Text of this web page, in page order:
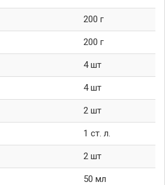
200 г
200 г
4 шт
4 шт
2 шт
1 ст. л.
2 шт
50 мл